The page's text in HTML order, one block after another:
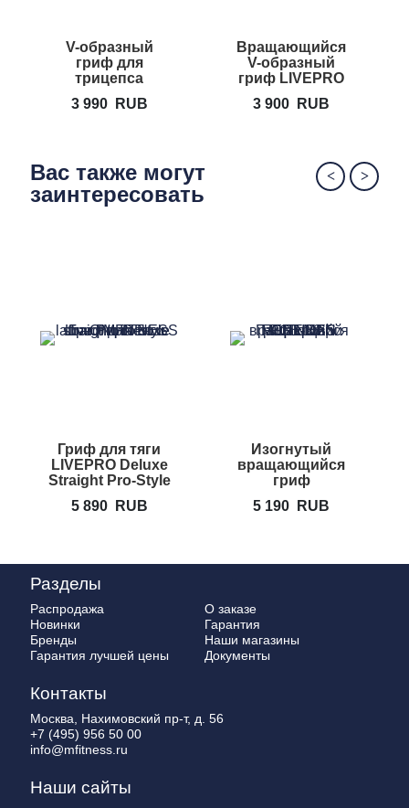
V-образный
гриф для
трицепса
Tricep V-bar
3 990 RUB
Вращающийся
V-образный
гриф LIVEPRO
revolving V-bar
3 900 RUB
Вас также могут
заинтересовать
Гриф для тяги
LIVEPRO Deluxe
Straight Pro-Style
5 890 RUB
Изогнутый
вращающийся
гриф
RCB-28
5 190 RUB
Разделы
Распродажа
Новинки
Бренды
Гарантия лучшей цены
О заказе
Гарантия
Наши магазины
Документы
Контакты
Москва, Нахимовский пр-т, д. 56
+7 (495) 956 50 00
info@mfitness.ru
Наши сайты